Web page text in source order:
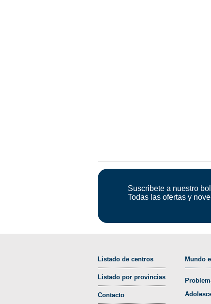
Suscribete a nuestro
Todas las ofertas y
Listado de centros
Listado por provincias
Contacto
Mundo